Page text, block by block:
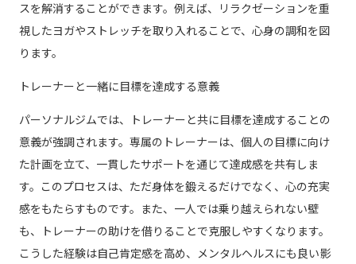
スを解消することができます。例えば、リラクゼーションを重
視したヨガやストレッチを取り入れることで、心身の調和を図
ります。
トレーナーと一緒に目標を達成する意義
パーソナルジムでは、トレーナーと共に目標を達成することの
意義が強調されます。専属のトレーナーは、個人の目標に向け
た計画を立て、一貫したサポートを通じて達成感を共有しま
す。このプロセスは、ただ身体を鍛えるだけでなく、心の充実
感をもたらすものです。また、一人では乗り越えられない壁
も、トレーナーの助けを借りることで克服しやすくなります。
こうした経験は自己肯定感を高め、メンタルヘルスにも良い影